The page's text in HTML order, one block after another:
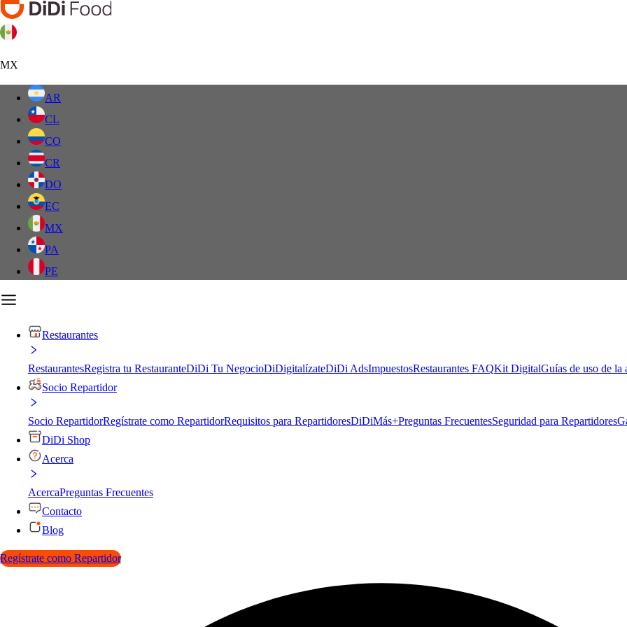
MX
AR
CL
CO
CR
DO
EC
MX
PA
PE
Restaurantes
RestaurantesRegistra tu RestauranteDiDi Tu NegocioDiDigitalízateDiDi AdsImpuestosRestaurantes FAQKit DigitalGuías de uso de la
Socio Repartidor
Socio RepartidorRegístrate como RepartidorRequisitos para RepartidoresDiDiMás+Preguntas FrecuentesSeguridad para Repartidores
DiDi Shop
Acerca
AcercaPreguntas Frecuentes
Contacto
Blog
Regístrate como Repartidor